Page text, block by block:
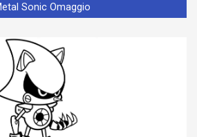
Sonic Omaggio